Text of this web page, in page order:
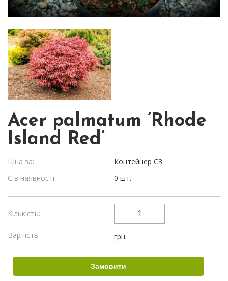
Acer palmatum ’Rhode
Island Red’
Ціна за:
Контейнер С3
Є в наявності:
0 шт.
Кількість:
Вартість: грн.